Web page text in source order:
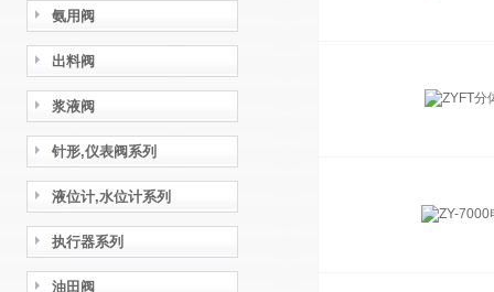
氨用阀
出料阀
浆液阀
针形,仪表阀系列
液位计,水位计系列
执行器系列
油田阀